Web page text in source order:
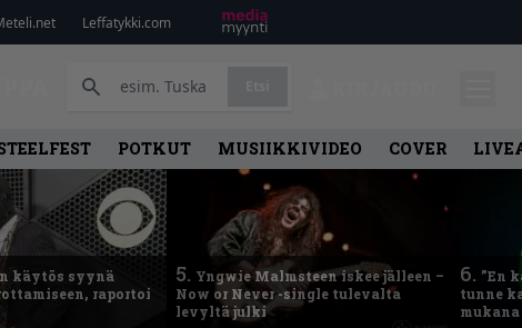
Leffatykki.com
POTKUT MUSIIKKIVIDEO COVER
käytös syynä
raportoi
5. Yngwie Malmsteen iskee jälleen –
Now or Never -single tulevalta
levyltä julki
6. ”En
tunne